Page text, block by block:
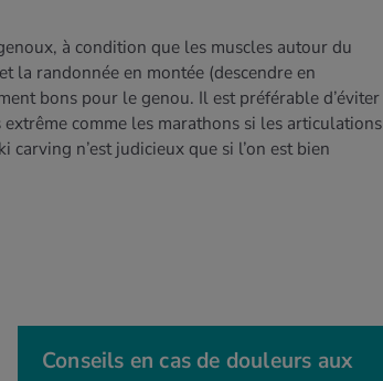
à condition que les muscles autour du
la randonnée en montée (descendre en
bons pour le genou. Il est préférable d’éviter
comme les marathons si les articulations
n’est judicieux que si l’on est bien
Conseils en cas de douleurs aux